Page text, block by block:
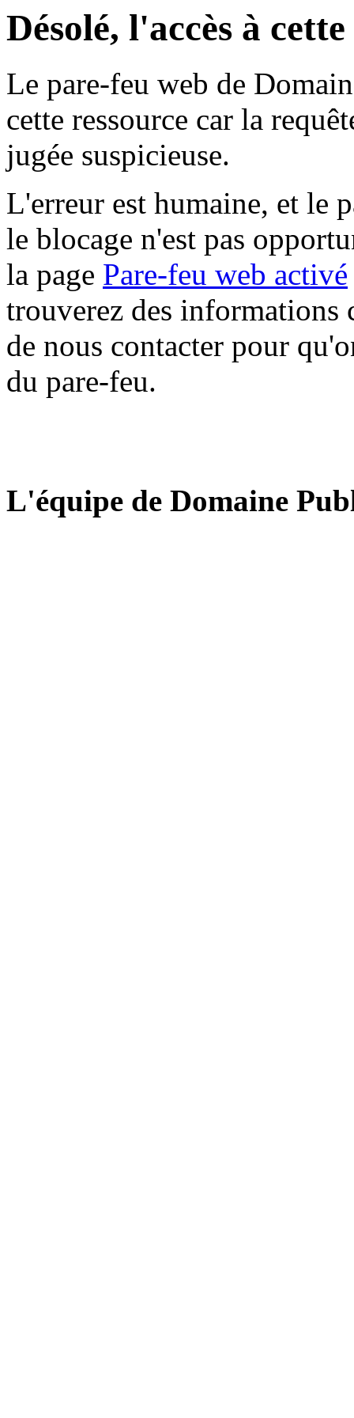
Désolé, l'accès à
Le pare-feu web de
cette ressource car la
jugée suspicieuse.
L'erreur est humaine, et le
le blocage n'est pas
la page Pare-feu web activé
trouverez des informations
de nous contacter pour
du pare-feu.
L'équipe de Domaine